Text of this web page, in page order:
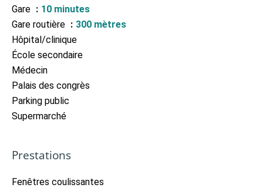
Gare
10 minutes
Gare routière
300 mètres
Hôpital/clinique
École secondaire
Médecin
Palais des congrès
Parking public
Supermarché
Prestations
Fenêtres coulissantes